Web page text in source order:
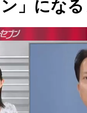
」にな